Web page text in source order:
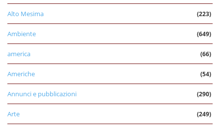
Alto Mesima (223)
Ambiente (649)
america (66)
Americhe (54)
Annunci e pubblicazioni (290)
Arte (249)